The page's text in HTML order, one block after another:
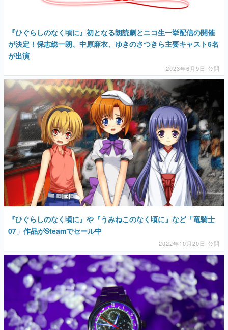
『ひぐらしのなく頃に』初となる朗読劇とニコ生一挙配信の開催
が決定！保志総一朗、中原麻衣、ゆきのさつきら主要キャスト6名
が出演
2023年6月9日 公開
『ひぐらしのなく頃に』や『うみねこのなく頃に』など「竜騎士
07」作品がSteamでセール中
2022年10月20日 公開